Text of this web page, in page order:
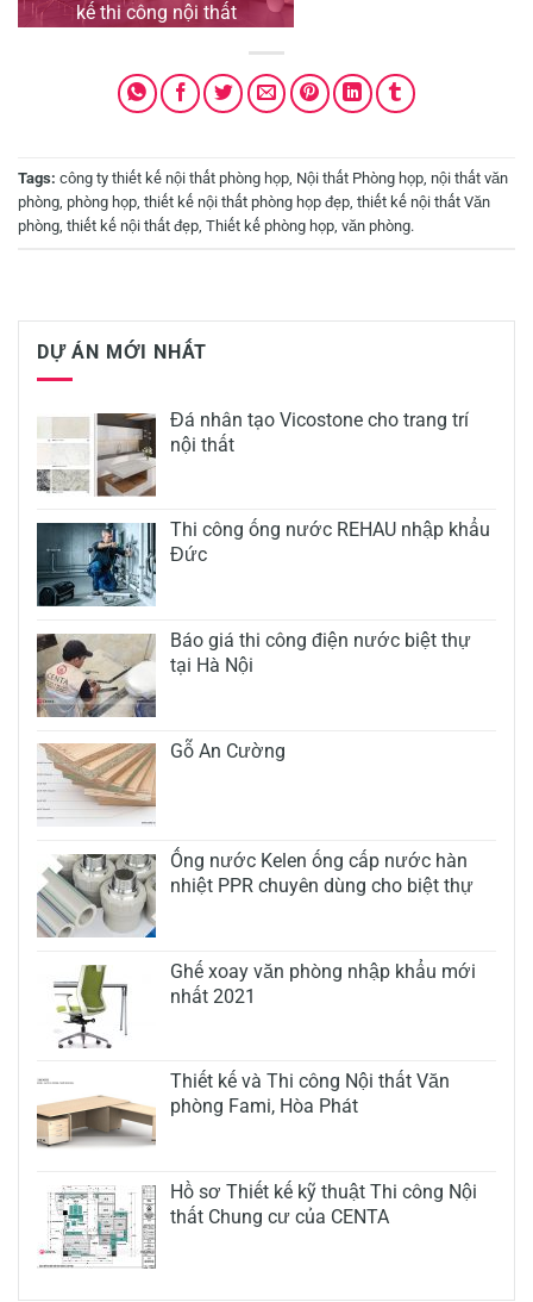
kế thi công nội thất
Tags: công ty thiết kế nội thất phòng họp Nội thất Phòng họp nội thất văn
phòng phòng họp thiết kế nội thất phòng họp đẹp thiết kế nội thất Văn
phòng thiết kế nội thất đẹp Thiết kế phòng họp văn phòng.
DỰ ÁN MỚI NHẤT
Đá nhân tạo Vicostone cho trang trí
nội thất
Thi công ống nước REHAU nhập khẩu
Đức
Báo giá thi công điện nước biệt thự
tại Hà Nội
Gỗ An Cường
Ống nước Kelen ống cấp nước hàn
nhiệt PPR chuyên dùng cho biệt thự
Ghế xoay văn phòng nhập khẩu mới
nhất 2021
Thiết kế và Thi công Nội thất Văn
phòng Fami, Hòa Phát
Hồ sơ Thiết kế kỹ thuật Thi công Nội
thất Chung cư của CENTA